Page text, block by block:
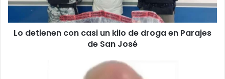
en
Parajes
Lo detienen con casi un kilo de droga en Parajes
de San José